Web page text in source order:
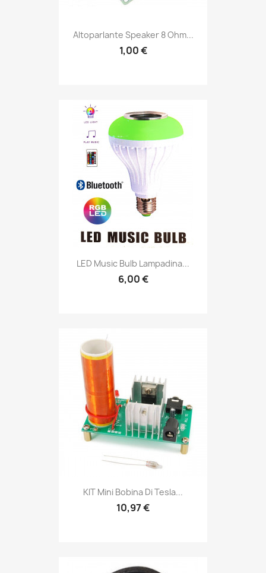
Altoparlante Speaker 8 Ohm...
1,00 €
LED Music Bulb Lampadina...
6,00 €
KIT Mini Bobina Di Tesla...
10,97 €